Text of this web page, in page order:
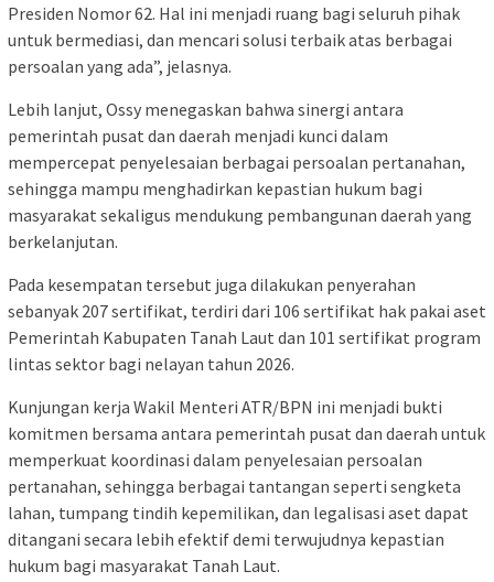
Presiden Nomor 62. Hal ini menjadi ruang bagi seluruh pihak
untuk bermediasi, dan mencari solusi terbaik atas berbagai
persoalan yang ada”, jelasnya.
Lebih lanjut, Ossy menegaskan bahwa sinergi antara
pemerintah pusat dan daerah menjadi kunci dalam
mempercepat penyelesaian berbagai persoalan pertanahan,
sehingga mampu menghadirkan kepastian hukum bagi
masyarakat sekaligus mendukung pembangunan daerah yang
berkelanjutan.
Pada kesempatan tersebut juga dilakukan penyerahan
sebanyak 207 sertifikat, terdiri dari 106 sertifikat hak pakai aset
Pemerintah Kabupaten Tanah Laut dan 101 sertifikat program
lintas sektor bagi nelayan tahun 2026.
Kunjungan kerja Wakil Menteri ATR/BPN ini menjadi bukti
komitmen bersama antara pemerintah pusat dan daerah untuk
memperkuat koordinasi dalam penyelesaian persoalan
pertanahan, sehingga berbagai tantangan seperti sengketa
lahan, tumpang tindih kepemilikan, dan legalisasi aset dapat
ditangani secara lebih efektif demi terwujudnya kepastian
hukum bagi masyarakat Tanah Laut.